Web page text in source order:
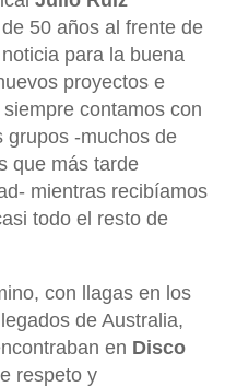
50 años al frente de
para la buena
proyectos e
siempre contamos con
grupos -muchos de
que más tarde
mientras recibíamos
todo el resto de
con llagas en los
de Australia,
en Disco
respeto y